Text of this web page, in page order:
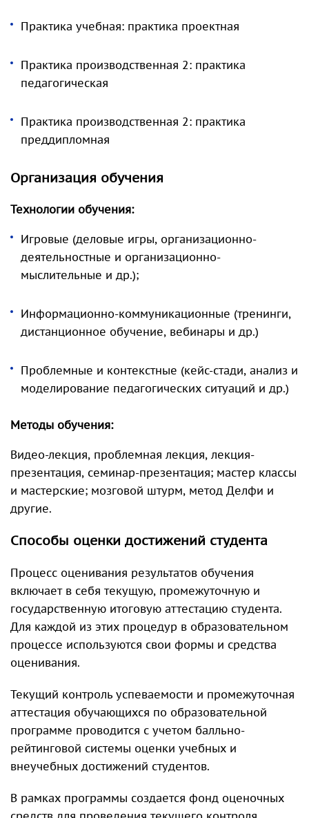
Практика учебная: практика проектная
Практика производственная 2: практика
педагогическая
Практика производственная 2: практика
преддипломная
Организация обучения
Технологии обучения:
Игровые (деловые игры, организационно-
деятельностные и организационно-
мыслительные и др.);
Информационно-коммуникационные (тренинги,
дистанционное обучение, вебинары и др.)
Проблемные и контекстные (кейс-стади, анализ и
моделирование педагогических ситуаций и др.)
Методы обучения:
Видео-лекция, проблемная лекция, лекция-
презентация, семинар-презентация; мастер классы
и мастерские; мозговой штурм, метод Делфи и
другие.
Способы оценки достижений студента
Процесс оценивания результатов обучения
включает в себя текущую, промежуточную и
государственную итоговую аттестацию студента.
Для каждой из этих процедур в образовательном
процессе используются свои формы и средства
оценивания.
Текущий контроль успеваемости и промежуточная
аттестация обучающихся по образовательной
программе проводится с учетом балльно-
рейтинговой системы оценки учебных и
внеучебных достижений студентов.
В рамках программы создается фонд оценочных